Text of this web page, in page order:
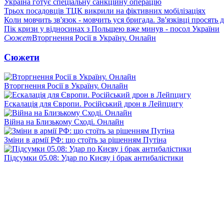
Україна готує спеціальну санкційну операцію
Трьох посадовців ТЦК викрили на фіктивних мобілізаціях
Коли мовчить зв'язок - мовчить уся бригада. Зв'язківці просять
Пік кризи у відносинах з Польщею вже минув - посол України
СюжетВторгнення Росії в Україну. Онлайн
Сюжети
Вторгнення Росії в Україну. Онлайн
Ескалація для Європи. Російський дрон в Лейпцигу
Війна на Близькому Сході. Онлайн
Зміни в армії РФ: що стоїть за рішенням Путіна
Підсумки 05.08: Удар по Києву і брак антибалістики